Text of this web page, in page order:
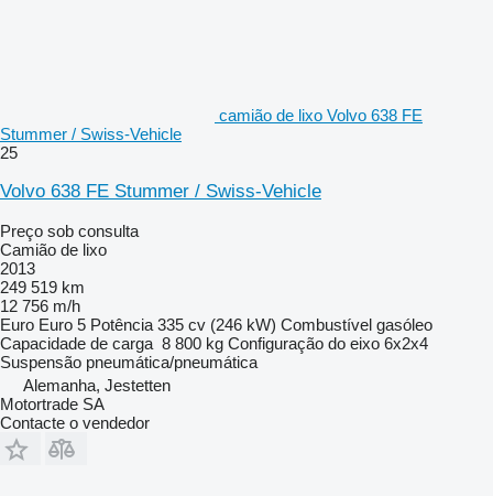
camião de lixo Volvo 638 FE
Stummer / Swiss-Vehicle
25
Volvo 638 FE Stummer / Swiss-Vehicle
Preço sob consulta
Camião de lixo
2013
249 519 km
12 756 m/h
Euro Euro 5 Potência 335 cv (246 kW) Combustível gasóleo
Capacidade de carga 8 800 kg Configuração do eixo 6x2x4
Suspensão pneumática/pneumática
Alemanha, Jestetten
Motortrade SA
Contacte o vendedor